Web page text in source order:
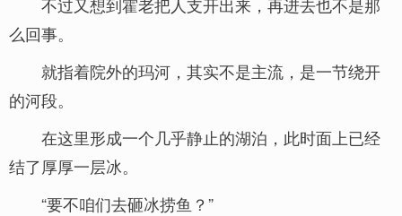
么回事。
就指着院外的玛河，其实不是主流，是一节绕开
的河段。
在这里形成一个几乎静止的湖泊，此时面上已经
结了厚厚一层冰。
“要不咱们去砸冰捞鱼？”